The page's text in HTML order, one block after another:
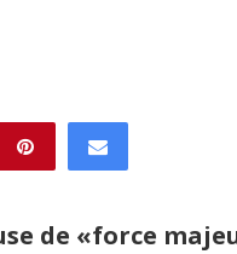
de «force